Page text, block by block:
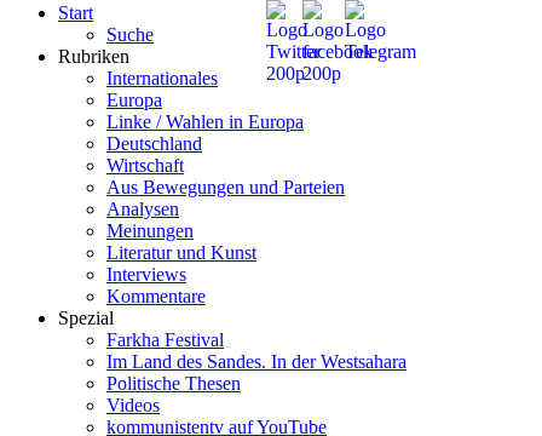
Start
Suche
Rubriken
Internationales
Europa
Linke / Wahlen in Europa
Deutschland
Wirtschaft
Aus Bewegungen und Parteien
Analysen
Meinungen
Literatur und Kunst
Interviews
Kommentare
Spezial
Farkha Festival
Im Land des Sandes. In der Westsahara
Politische Thesen
Videos
kommunistentv auf YouTube